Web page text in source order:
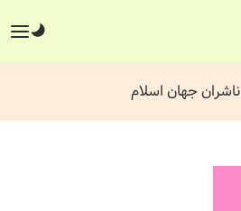
ناشران جهان اسلام